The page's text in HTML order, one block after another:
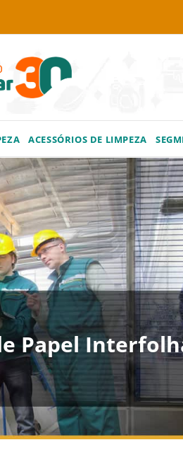
ACESSÓRIOS DE LIMPEZA
Papel